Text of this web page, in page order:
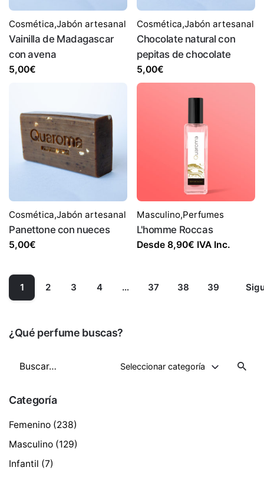
¿Qué perfume buscas?
Buscar
Seleccionar categoría
Categoría
Femenino (238)
Masculino (129)
Infantil (7)
Cosmética,Jabón artesanal
Vainilla de Madagascar
con avena
5,00€
Cosmética,Jabón artesanal
Chocolate natural con
pepitas de chocolate
5,00€
Cosmética,Jabón artesanal
Panettone con nueces
5,00€
Masculino,Perfumes
L'homme Roccas
Desde 8,90€ IVA Inc.
1 2 3 4 … 37 38 39